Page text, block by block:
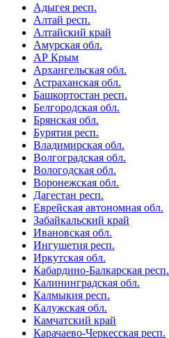
Адыгея респ.
Алтай респ.
Алтайский край
Амурская обл.
АР Крым
Архангельская обл.
Астраханская обл.
Башкортостан респ.
Белгородская обл.
Брянская обл.
Бурятия респ.
Владимирская обл.
Волгоградская обл.
Вологодская обл.
Воронежская обл.
Дагестан респ.
Еврейская автономная обл.
Забайкальский край
Ивановская обл.
Ингушетия респ.
Иркутская обл.
Кабардино-Балкарская респ.
Калининградская обл.
Калмыкия респ.
Калужская обл.
Камчатский край
Карачаево-Черкесская респ.